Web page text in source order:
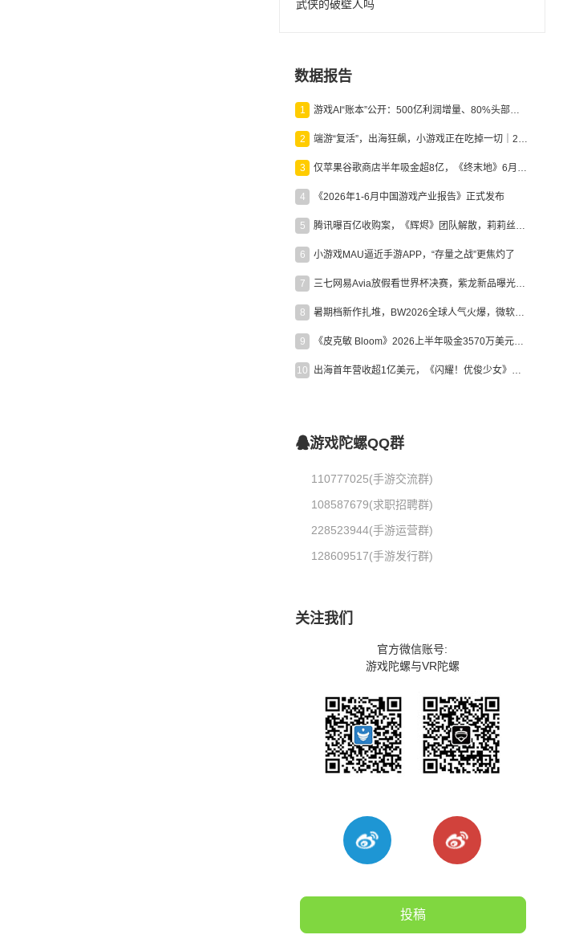
武侠的破壁人吗
数据报告
1 游戏AI“账本”公开：500亿利润增量、80%头部入局，谁在闷声发财？
2 端游“复活”，出海狂飙，小游戏正在吃掉一切｜2026上半年产业报告
3 仅苹果谷歌商店半年吸金超8亿，《终末地》6月份收入显著回暖
4 《2026年1-6月中国游戏产业报告》正式发布
5 腾讯曝百亿收购案，《辉烬》团队解散，莉莉丝新作曝光｜陀螺周报
6 小游戏MAU逼近手游APP，“存量之战”更焦灼了
7 三七网易Avia放假看世界杯决赛，紫龙新品曝光，米哈游新作上线 | 陀螺周报
8 暑期档新作扎堆，BW2026全球人气火爆，微软XBOX大裁员|陀螺周报
9 《皮克敏 Bloom》2026上半年吸金3570万美元，中国台湾成最大市场
10 出海首年营收超1亿美元，《闪耀！优俊少女》美国市场占比达七成
游戏陀螺QQ群
110777025(手游交流群)
108587679(求职招聘群)
228523944(手游运营群)
128609517(手游发行群)
关注我们
官方微信账号:
游戏陀螺与VR陀螺
投稿